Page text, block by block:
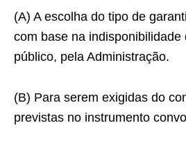
(A) A escolha do tipo de
com base na indisponibilidade
público, pela Administração.
(B) Para serem exigidas do
previstas no instrumento